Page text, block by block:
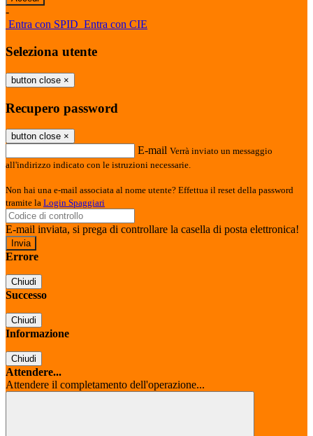
-
Entra con SPID Entra con CIE
Seleziona utente
button close ×
Recupero password
button close ×
E-mail Verrà inviato un messaggio
all'indirizzo indicato con le istruzioni necessarie.
Non hai una e-mail associata al nome utente? Effettua il reset della password
tramite la Login Spaggiari
E-mail inviata, si prega di controllare la casella di posta elettronica!
Errore
Chiudi
Successo
Chiudi
Informazione
Chiudi
Attendere...
Attendere il completamento dell'operazione...